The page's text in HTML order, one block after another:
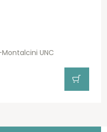
UNC